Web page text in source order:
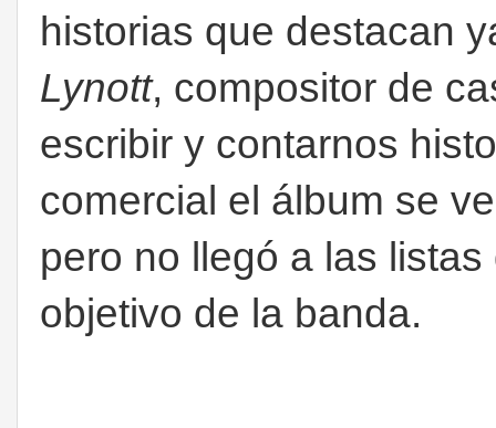
historias que destacan
Lynott, compositor de
escribir y contarnos
comercial el álbum se
pero no llegó a las
objetivo de la banda.